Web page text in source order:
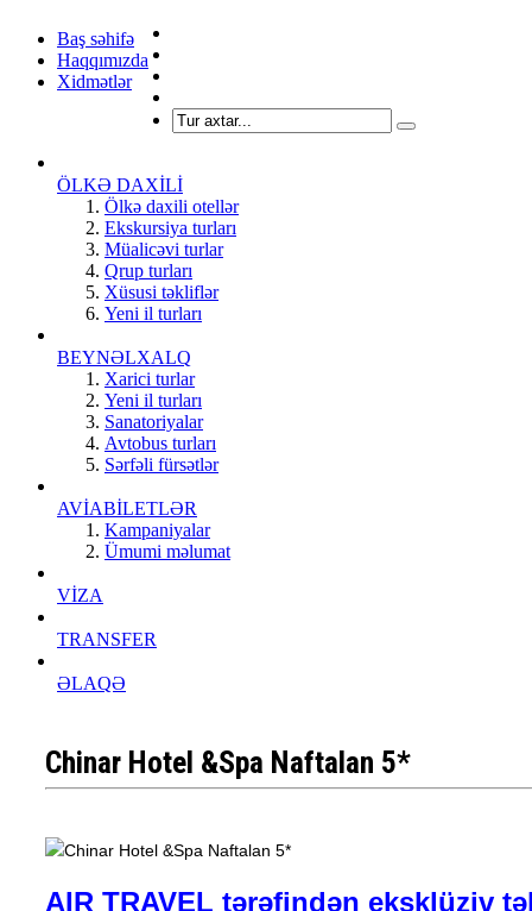
Baş səhifə
Haqqımızda
Xidmətlər
ÖLKƏ DAXİLİ
Ölkə daxili otellər
Ekskursiya turları
Müalicəvi turlar
Qrup turları
Xüsusi təkliflər
Yeni il turları
BEYNƏLXALQ
Xarici turlar
Yeni il turları
Sanatoriyalar
Avtobus turları
Sərfəli fürsətlər
AVİABİLETLƏR
Kampaniyalar
Ümumi məlumat
VİZA
TRANSFER
ƏLAQƏ
Chinar Hotel &Spa Naftalan 5*
AIR TRAVEL tərəfindən eksklüziv